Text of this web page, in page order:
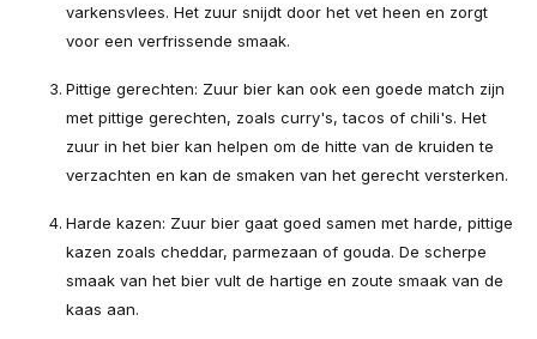
varkensvlees. Het zuur snijdt door het vet heen en zorgt
voor een verfrissende smaak.
Pittige gerechten: Zuur bier kan ook een goede match zijn
met pittige gerechten, zoals curry's, tacos of chili's. Het
zuur in het bier kan helpen om de hitte van de kruiden te
verzachten en kan de smaken van het gerecht versterken.
Harde kazen: Zuur bier gaat goed samen met harde, pittige
kazen zoals cheddar, parmezaan of gouda. De scherpe
smaak van het bier vult de hartige en zoute smaak van de
kaas aan.